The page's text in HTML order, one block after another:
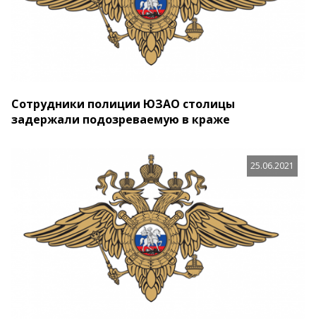
Сотрудники полиции ЮЗАО столицы
задержали подозреваемую в краже
25.06.2021